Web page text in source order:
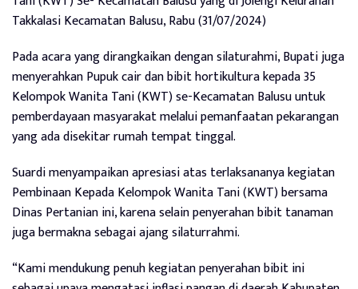
Takkalasi Kecamatan Balusu, Rabu (31/07/2024)
Pada acara yang dirangkaikan dengan silaturahmi, Bupati juga
menyerahkan Pupuk cair dan bibit hortikultura kepada 35
Kelompok Wanita Tani (KWT) se-Kecamatan Balusu untuk
pemberdayaan masyarakat melalui pemanfaatan pekarangan
yang ada disekitar rumah tempat tinggal.
Suardi menyampaikan apresiasi atas terlaksananya kegiatan
Pembinaan Kepada Kelompok Wanita Tani (KWT) bersama
Dinas Pertanian ini, karena selain penyerahan bibit tanaman
juga bermakna sebagai ajang silaturrahmi.
“Kami mendukung penuh kegiatan penyerahan bibit ini